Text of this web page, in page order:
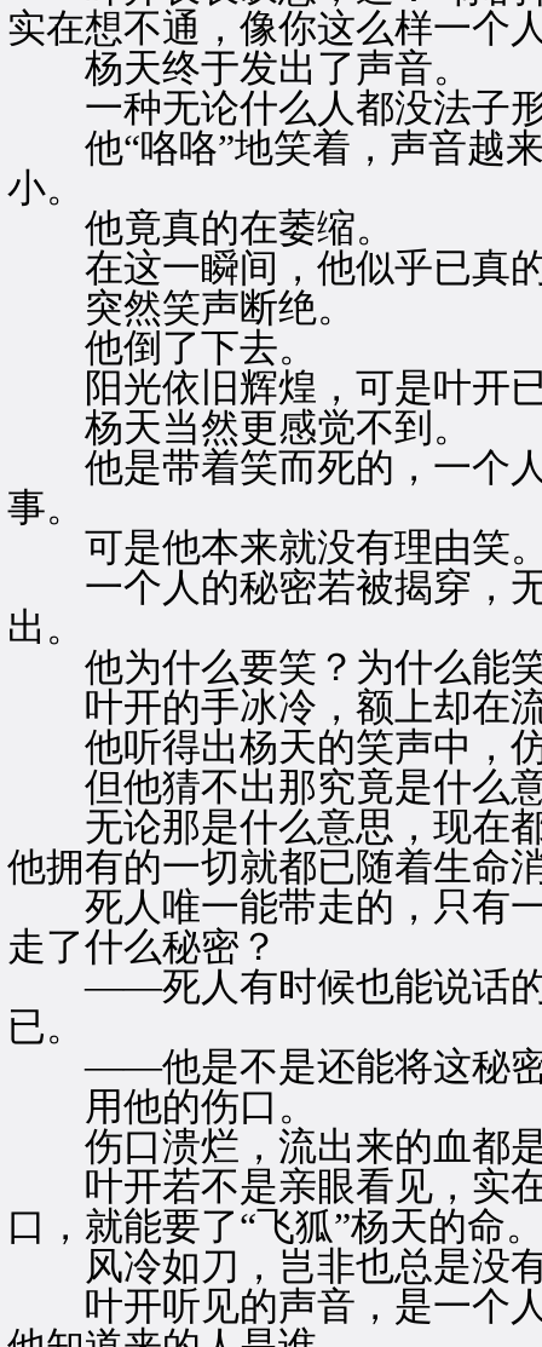
实在想不通，像你这么样一个
杨天终于发出了声音。
一种无论什么人都没法子
他“咯咯”地笑着，声音越来
小。
他竟真的在萎缩。
在这一瞬间，他似乎已真
突然笑声断绝。
他倒了下去。
阳光依旧辉煌，可是叶开已
杨天当然更感觉不到。
他是带着笑而死的，一个人
事。
可是他本来就没有理由笑
一个人的秘密若被揭穿，无
出。
他为什么要笑？为什么能
叶开的手冰冷，额上却在
他听得出杨天的笑声中，仿
但他猜不出那究竟是什么
无论那是什么意思，现在都
他拥有的一切就都已随着生命
死人唯一能带走的，只有
走了什么秘密？
——死人有时候也能说话的
已。
——他是不是还能将这秘密
用他的伤口。
伤口溃烂，流出来的血都是
叶开若不是亲眼看见，实在
口，就能要了“飞狐”杨天的命
风冷如刀，岂非也总是没
叶开听见的声音，是一个人